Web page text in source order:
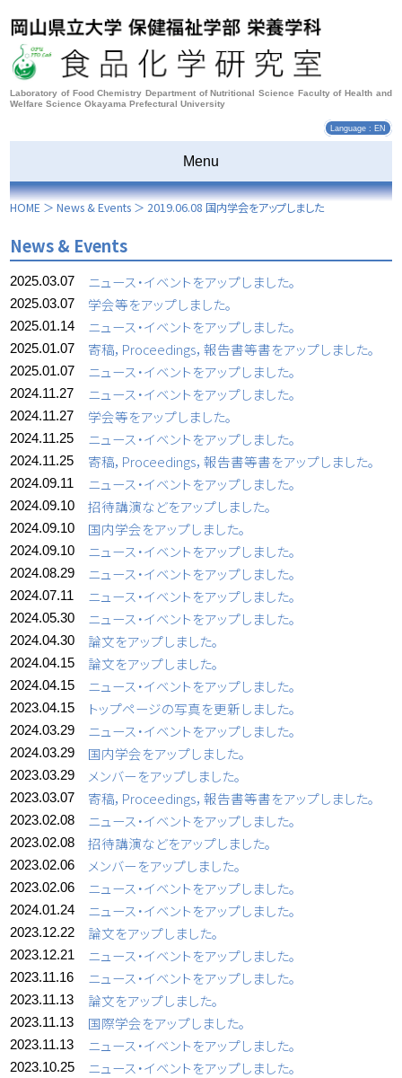
Laboratory of Food Chemistry Department of Nutritional Science Faculty of Health and
Welfare Science Okayama Prefectural University
Language : EN
Menu
HOME ＞News & Events ＞ 2019.06.08 国内学会をアップしました
News & Events
2025.03.07 ニュース・イベントをアップしました。
2025.03.07 学会等をアップしました。
2025.01.14 ニュース・イベントをアップしました。
2025.01.07 寄稿，Proceedings，報告書等書をアップしました。
2025.01.07 ニュース・イベントをアップしました。
2024.11.27 ニュース・イベントをアップしました。
2024.11.27 学会等をアップしました。
2024.11.25 ニュース・イベントをアップしました。
2024.11.25 寄稿，Proceedings，報告書等書をアップしました。
2024.09.11 ニュース・イベントをアップしました。
2024.09.10 招待講演などをアップしました。
2024.09.10 国内学会をアップしました。
2024.09.10 ニュース・イベントをアップしました。
2024.08.29 ニュース・イベントをアップしました。
2024.07.11 ニュース・イベントをアップしました。
2024.05.30 ニュース・イベントをアップしました。
2024.04.30 論文をアップしました。
2024.04.15 論文をアップしました。
2024.04.15 ニュース・イベントをアップしました。
2023.04.15 トップページの写真を更新しました。
2024.03.29 ニュース・イベントをアップしました。
2024.03.29 国内学会をアップしました。
2023.03.29 メンバーをアップしました。
2023.03.07 寄稿，Proceedings，報告書等書をアップしました。
2023.02.08 ニュース・イベントをアップしました。
2023.02.08 招待講演などをアップしました。
2023.02.06 メンバーをアップしました。
2023.02.06 ニュース・イベントをアップしました。
2024.01.24 ニュース・イベントをアップしました。
2023.12.22 論文をアップしました。
2023.12.21 ニュース・イベントをアップしました。
2023.11.16 ニュース・イベントをアップしました。
2023.11.13 論文をアップしました。
2023.11.13 国際学会をアップしました。
2023.11.13 ニュース・イベントをアップしました。
2023.10.25 ニュース・イベントをアップしました。